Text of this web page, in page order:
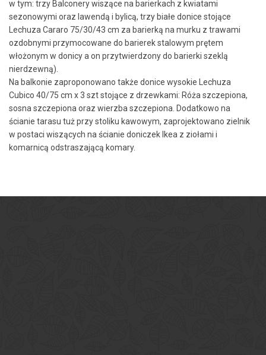
w tym: trzy Balconery wiszące na barierkach z kwiatami
sezonowymi oraz lawendą i bylicą, trzy białe donice stojące
Lechuza Cararo 75/30/43 cm za barierką na murku z trawami
ozdobnymi przymocowane do barierek stalowym prętem
włożonym w donicy a on przytwierdzony do barierki szeklą
nierdzewną).
Na balkonie zaproponowano także donice wysokie Lechuza
Cubico 40/75 cm x 3 szt stojące z drzewkami: Róża szczepiona,
sosna szczepiona oraz wierzba szczepiona. Dodatkowo na
ścianie tarasu tuż przy stoliku kawowym, zaprojektowano zielnik
w postaci wiszących na ścianie doniczek Ikea z ziołami i
komarnicą odstraszającą komary.